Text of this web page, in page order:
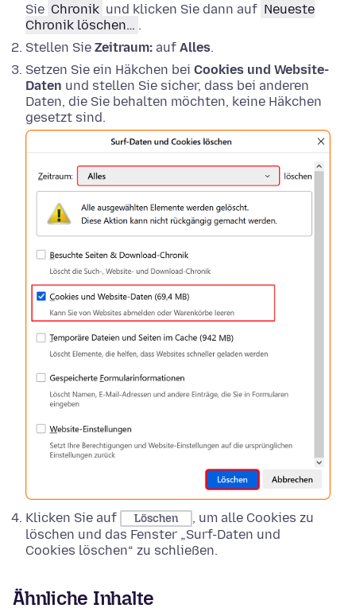
Sie Chronik und klicken Sie dann auf Neueste
Chronik löschen… .
Stellen Sie Zeitraum: auf Alles.
Setzen Sie ein Häkchen bei Cookies und Website-
Daten und stellen Sie sicher, dass bei anderen
Daten, die Sie behalten möchten, keine Häkchen
gesetzt sind.
Klicken Sie auf Löschen
, um alle Cookies zu
löschen und das Fenster „Surf-Daten und
Cookies löschen“ zu schließen.
Ähnliche Inhalte